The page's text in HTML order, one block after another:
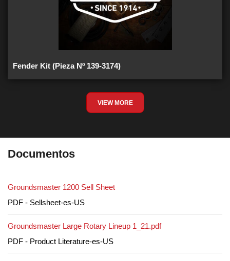
Fender Kit (Pieza Nº 139-3174)
VIEW MORE
Documentos
Groundsmaster 1200 Sell Sheet
PDF - Sellsheet-es-US
Groundsmaster Large Rotary Lineup 1_21.pdf
PDF - Product Literature-es-US